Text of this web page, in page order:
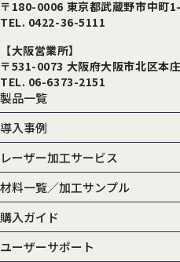
〒180-0006 東京都武蔵野市中町
TEL. 0422-36-5111
【大阪営業所】
〒531-0073 大阪府大阪市北区本
TEL. 06-6373-2151
製品一覧
導入事例
レーザー加工サービス
材料一覧／加工サンプル
購入ガイド
ユーザーサポート